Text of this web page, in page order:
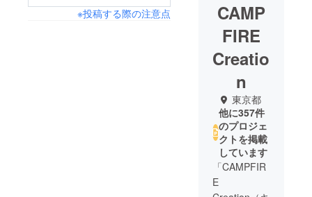
※投稿する際の注意点
CAMP
FIRE
Creatio
n
東京都
他に357件
のプロジェ
クトを掲載
しています
「CAMPFIR
E